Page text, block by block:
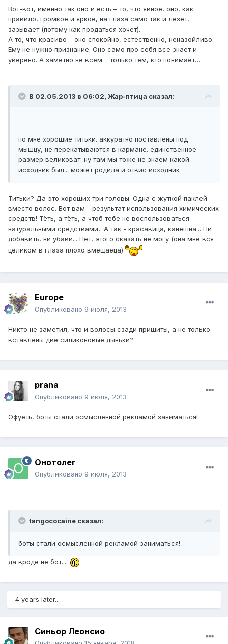
Вот-вот, именно так оно и есть – то, что явное, оно, как
правило, громкое и яркое, на глаза само так и лезет,
зазывает (потому как продаться хочет).
А то, что красиво – оно спокойно, естественно, неназойливо.
Ему не нужно признание. Оно само про себя все знает и
уверено. А заметно не всем… только тем, кто понимает…
В 02.05.2013 в 06:02, Жар-птица сказал:
по мне хорошие титьки. аккуратно поставлены под
мышцу, не перекатываются в кармане. единственное
размер великоват. ну там мы тоже не знаем какой
исходник был... может родила и отвис исходник
Титьки? Да это хороших три головы. Одна с жуткой паклей
вместо волос. Вот вам - результат использования химических
средств! Тёть, а тёть, а чтоб тебе не воспользоваться
натуральными средствами,. А так - красавица, канешна... Ни
добавить, ни убави... Нет, этого сказать не могу (она мне вся
целиком в глаза плохо вмещаеца)
Europe
Опубликовано 9 июля, 2013
Никто не заметил, что и волосы сзади пришиты, а не только
вставлены две силиконовые дыньки?
prana
Опубликовано 9 июля, 2013
Офуеть, боты стали осмысленной рекламой заниматься!
Онотолег
Опубликовано 9 июля, 2013
tangococaine сказал:
боты стали осмысленной рекламой заниматься!
да вроде не бот....
4 years later...
Синьор Леонсио